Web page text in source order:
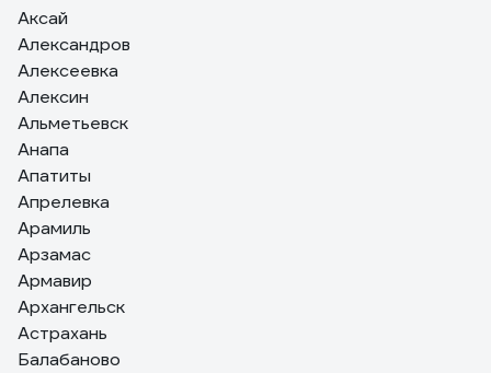
Аксай
Александров
Алексеевка
Алексин
Альметьевск
Анапа
Апатиты
Апрелевка
Арамиль
Арзамас
Армавир
Архангельск
Астрахань
Балабаново